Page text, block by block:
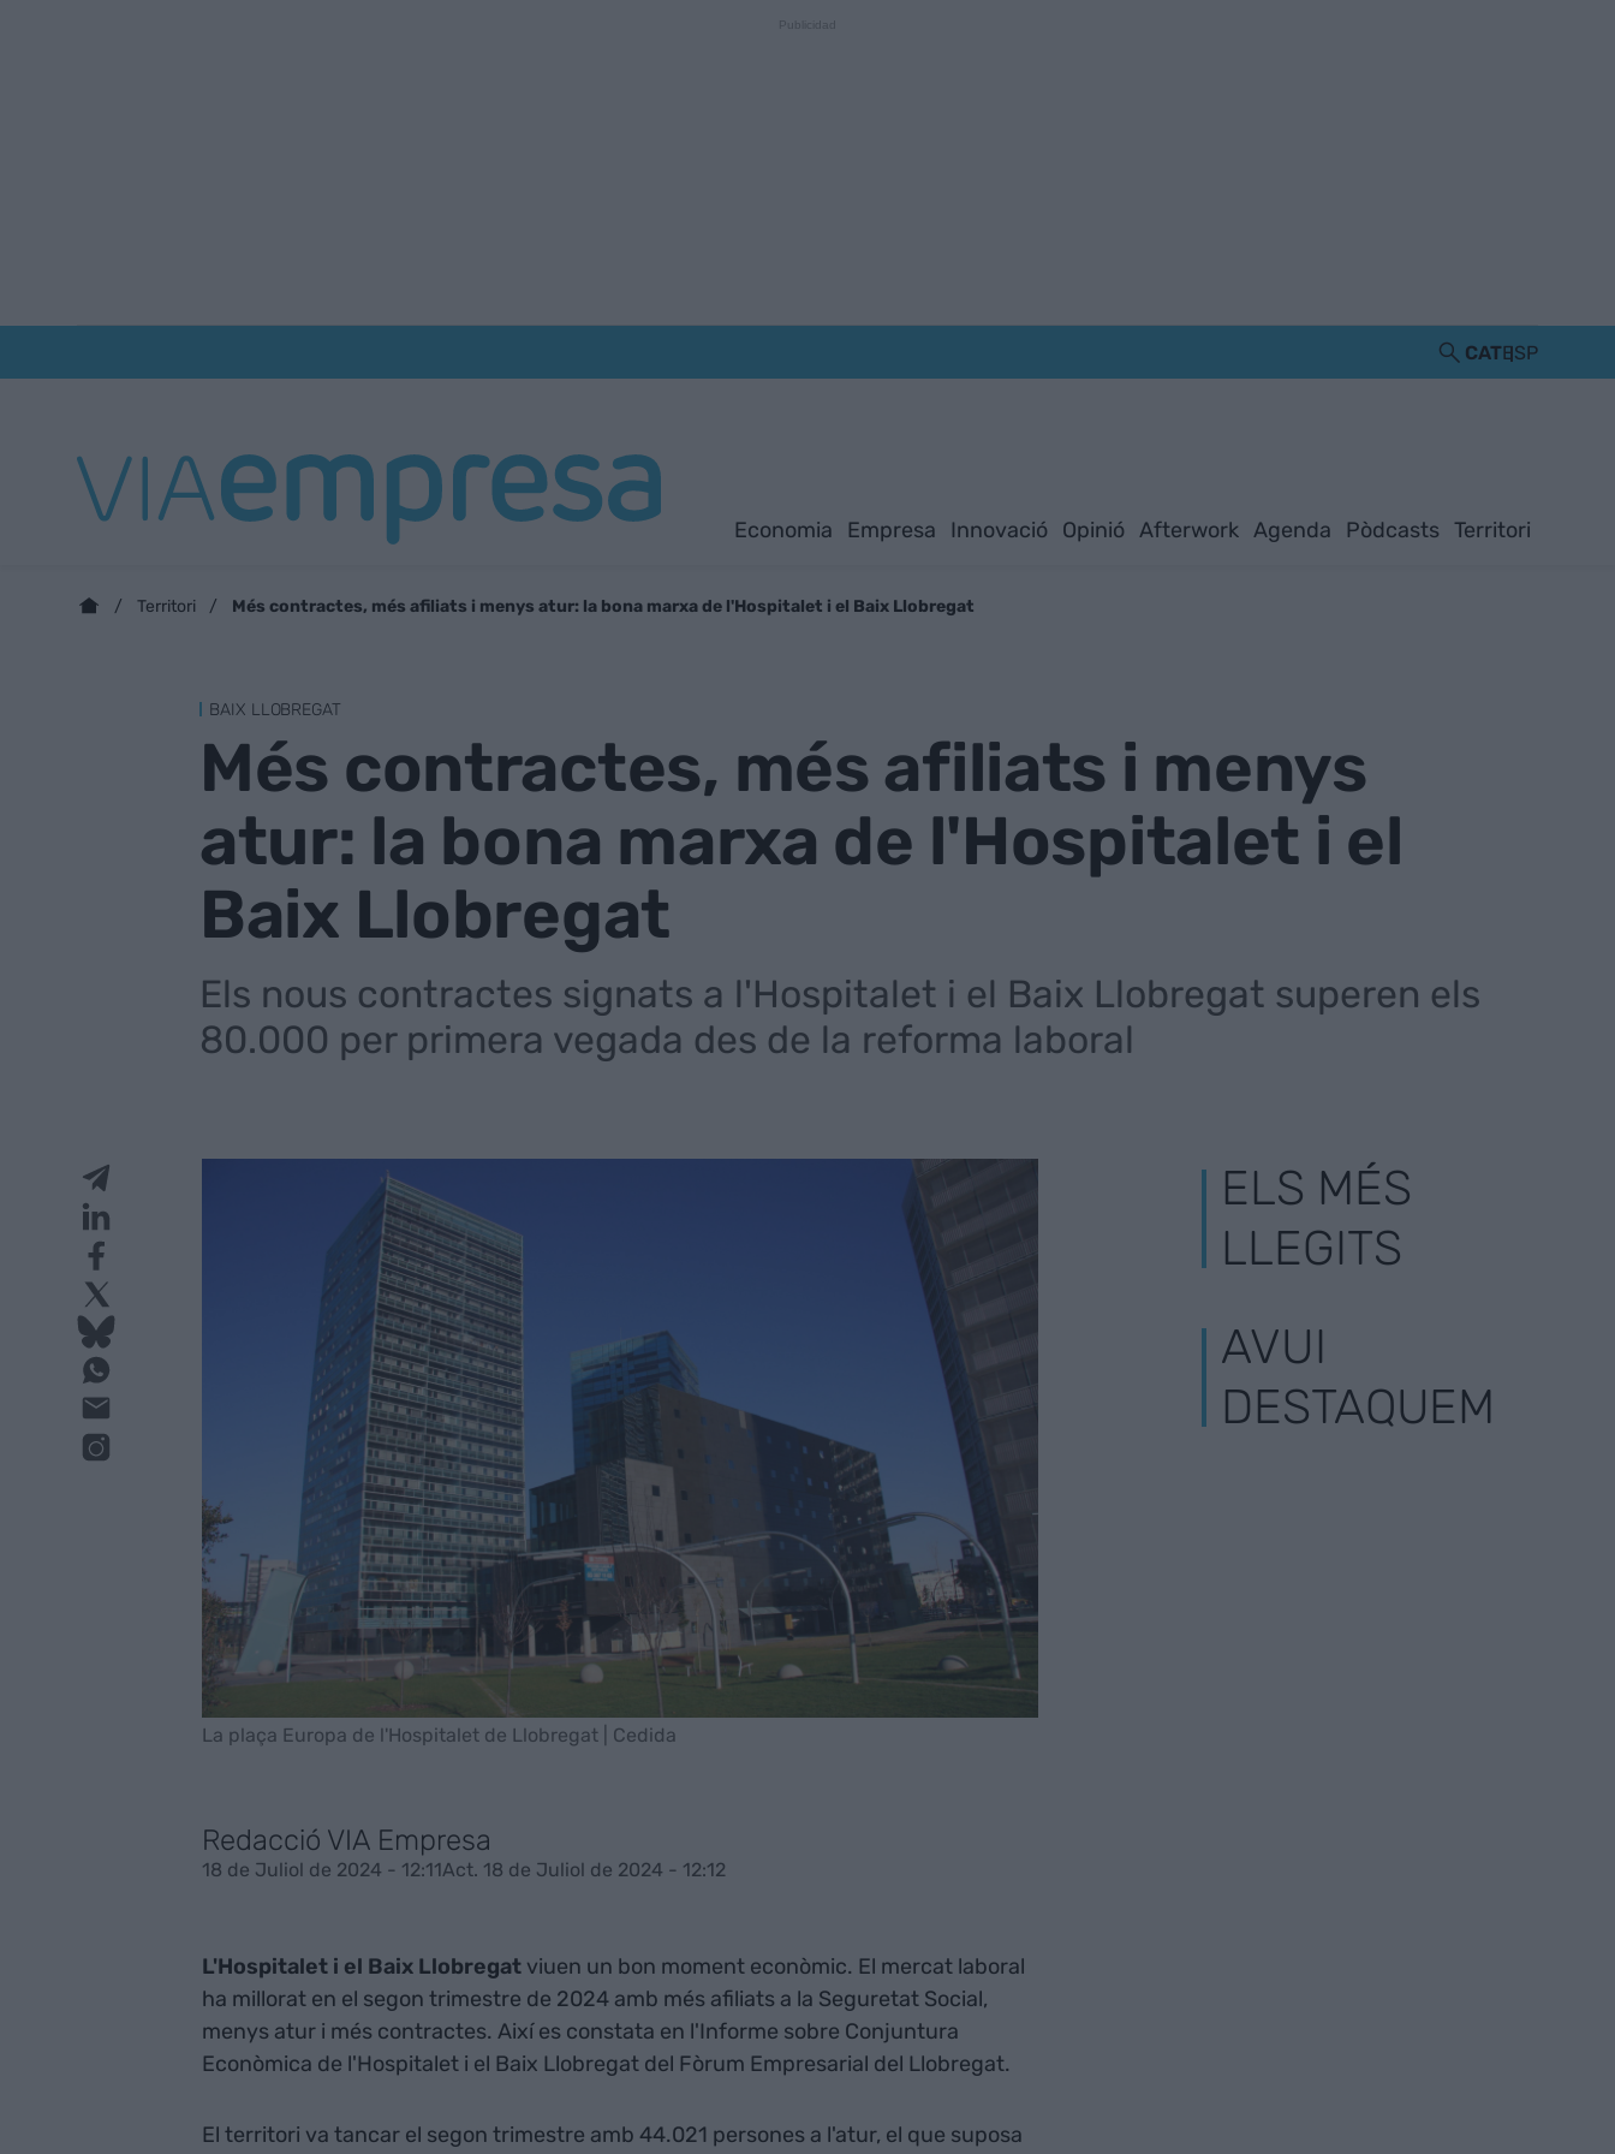
CATESP
Economia Empresa Innovació Opinió Afterwork Agenda Pòdcasts Territori
Territori Més contractes, més afiliats i menys atur: la bona marxa de l'Hospitalet i el Baix Llobregat
BAIX LLOBREGAT
Més contractes, més afiliats i menys
atur: la bona marxa de l'Hospitalet i el
Baix Llobregat
Els nous contractes signats a l'Hospitalet i el Baix Llobregat superen els
80.000 per primera vegada des de la reforma laboral
La plaça Europa de l'Hospitalet de Llobregat | Cedida
Redacció VIA Empresa
18 de Juliol de 2024 - 12:11Act. 18 de Juliol de 2024 - 12:12
L'Hospitalet i el Baix Llobregatviuen un bon moment econòmic. El mercat laboral
ha millorat en el segon trimestre de 2024 amb més afiliats a la Seguretat Social,
menys atur i més contractes. Així es constata en l'Informe sobre Conjuntura
Econòmica de l'Hospitalet i el Baix Llobregat del Fòrum Empresarial del Llobregat.
El territori va tancar el segon trimestre amb 44.021 persones a l'atur, el que suposa
ELS MÉS
LLEGITS
AVUI
DESTAQUEM